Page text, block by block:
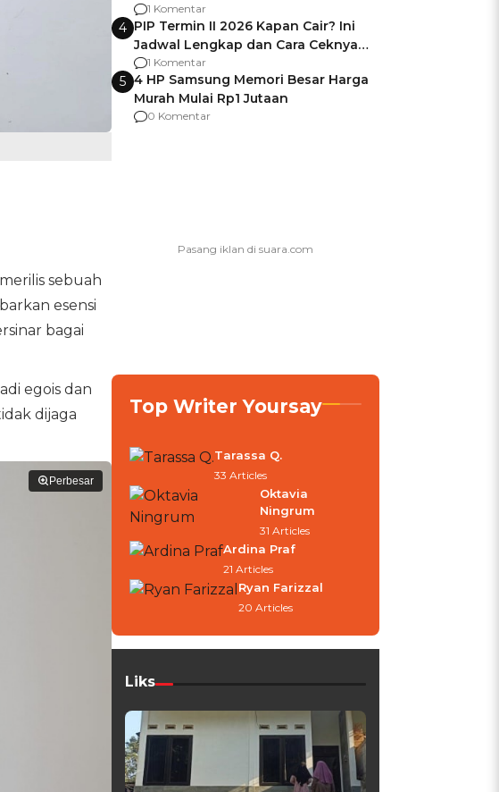
sebuah
esensi
bagai
egois dan
dijaga
Perbesar
Berencana Pakai Jimat di Pakansari
1 Komentar
4 PIP Termin II 2026 Kapan Cair? Ini
Jadwal Lengkap dan Cara Ceknya
agar Dana Tidak Hangus!
1 Komentar
5 4 HP Samsung Memori Besar Harga
Murah Mulai Rp1 Jutaan
0 Komentar
Top Writer Yoursay
Tarassa Q.
33 Articles
Oktavia
Ningrum
31 Articles
Ardina Praf
21 Articles
Ryan Farizzal
20 Articles
Liks